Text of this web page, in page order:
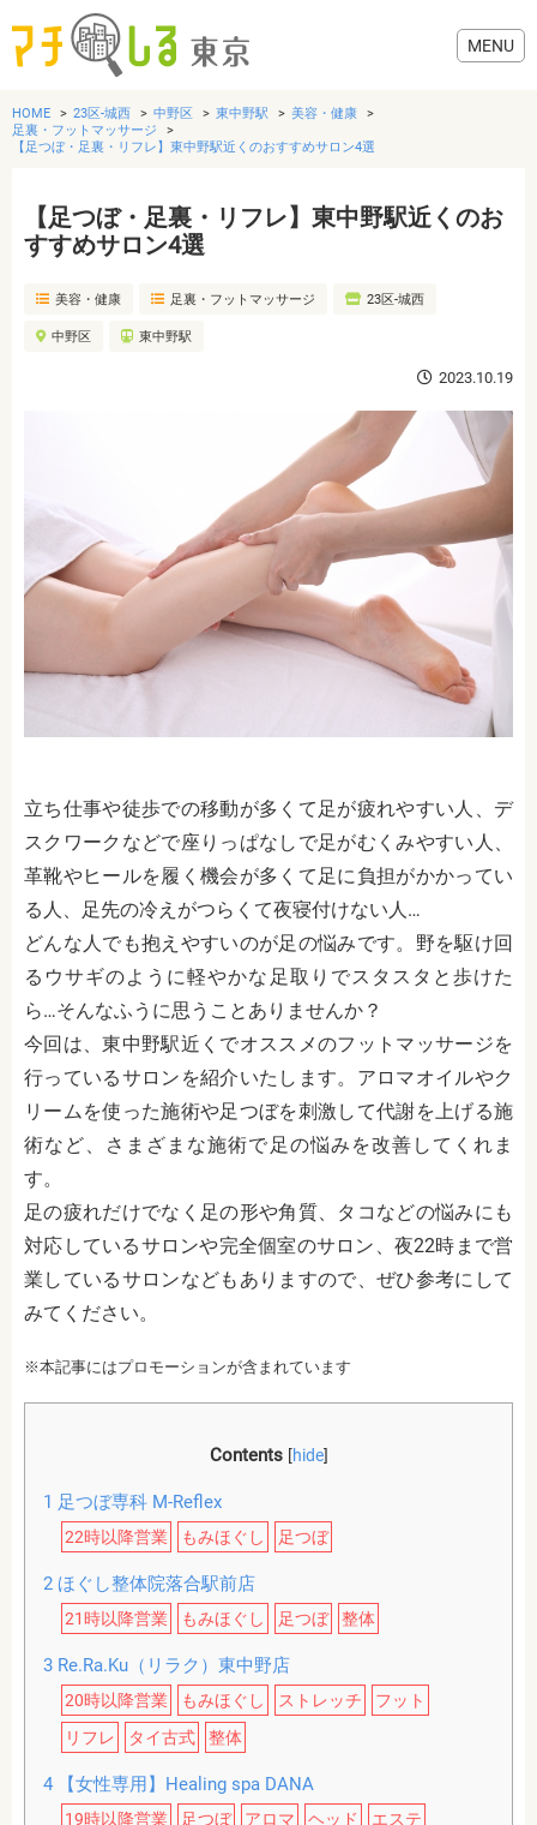
グルメ
美容・健康
HOME 23区-城西 中野区 東中野駅
美容・健康
足裏・フットマッサージ
【足つぼ・足裏・リフレ】東中野駅近くのおすすめサロン4選
【足つぼ・足裏・リフレ】東中野駅近くのお
すすめサロン4選
美容・健康 足裏・フットマッサージ 23区-城西
中野区 東中野駅
2023.10.19
立ち仕事や徒歩での移動が多くて足が疲れやすい人、デ
スクワークなどで座りっぱなしで足がむくみやすい人、
革靴やヒールを履く機会が多くて足に負担がかかってい
る人、足先の冷えがつらくて夜寝付けない人…
どんな人でも抱えやすいのが足の悩みです。野を駆け回
るウサギのように軽やかな足取りでスタスタと歩けた
ら…そんなふうに思うことありませんか？
今回は、東中野駅近くでオススメのフットマッサージを
行っているサロンを紹介いたします。アロマオイルやク
リームを使った施術や足つぼを刺激して代謝を上げる施
術など、さまざまな施術で足の悩みを改善してくれま
す。
足の疲れだけでなく足の形や角質、タコなどの悩みにも
対応しているサロンや完全個室のサロン、夜22時まで営
業しているサロンなどもありますので、ぜひ参考にして
みてください。
※本記事にはプロモーションが含まれています
Contents [hide]
1 足つぼ専科 M-Reflex
22時以降営業 もみほぐし 足つぼ
2ほぐし整体院落合駅前店
21時以降営業 もみほぐし 足つぼ 整体
3Re.Ra.Ku（リラク）東中野店
20時以降営業 もみほぐし ストレッチ
フット
リフレ
タイ古式 整体
4【女性専用】Healing spa DANA
19時以降営業 足つぼ アロマ ヘッド
エステ